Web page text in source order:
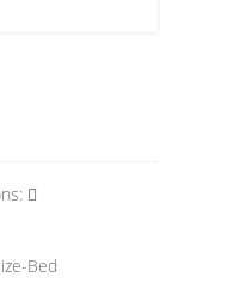
Bed